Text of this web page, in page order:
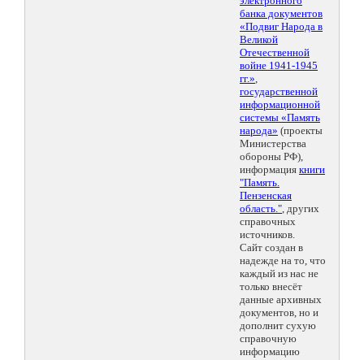
банка документов
«Подвиг Народа в
Великой
Отечественной
войне 1941-1945
гг.»,
государственной
информационной
системы «Память
народа» (проекты
Министерства
обороны РФ),
информация книги
"Память.
Пензенская
область.", других
справочных
источников.
Сайт создан в
надежде на то, что
каждый из нас не
только внесёт
данные архивных
документов, но и
дополнит сухую
справочную
информацию